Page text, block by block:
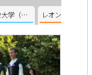
レンヌ第2大学（フランス）